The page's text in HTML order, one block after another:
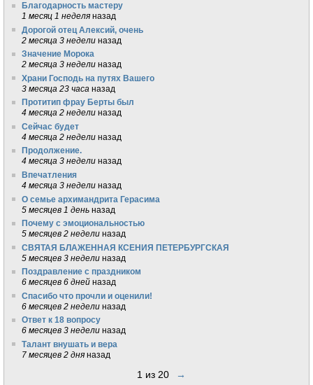
Благодарность мастеру
1 месяц 1 неделя назад
Дорогой отец Алексий, очень
2 месяца 3 недели назад
Значение Морока
2 месяца 3 недели назад
Храни Господь на путях Вашего
3 месяца 23 часа назад
Протитип фрау Берты был
4 месяца 2 недели назад
Сейчас будет
4 месяца 2 недели назад
Продолжение.
4 месяца 3 недели назад
Впечатления
4 месяца 3 недели назад
О семье архимандрита Герасима
5 месяцев 1 день назад
Почему с эмоциональностью
5 месяцев 2 недели назад
СВЯТАЯ БЛАЖЕННАЯ КСЕНИЯ ПЕТЕРБУРГСКАЯ
5 месяцев 3 недели назад
Поздравление с праздником
6 месяцев 6 дней назад
Спасибо что прочли и оценили!
6 месяцев 2 недели назад
Ответ к 18 вопросу
6 месяцев 3 недели назад
Талант внушать и вера
7 месяцев 2 дня назад
1 из 20 →